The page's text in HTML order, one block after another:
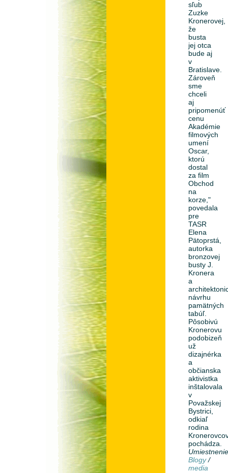
sľub
Zuzke
Kronerovej,
že
busta
jej otca
bude aj
v
Bratislave.
Zároveň
sme
chceli
aj
pripomenúť
cenu
Akadémie
filmových
umení
Oscar,
ktorú
dostal
za film
Obchod
na
korze,"
povedala
pre
TASR
Elena
Pätoprstá,
autorka
bronzovej
busty J.
Kronera
a
návrhu
pamätných
tabúľ.
Pôsobivú
Kronerovu
podobizeň
už
dizajnérka
a
občianska
aktivistka
inštalovala
v
Považskej
Bystrici,
odkiaľ
rodina
pochádza.
Blogy /
media